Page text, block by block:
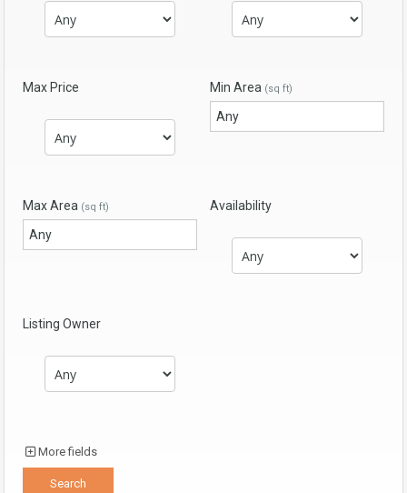
Max Price Min Area (sq ft)
Max Area (sq ft) Availability
Listing Owner
More fields